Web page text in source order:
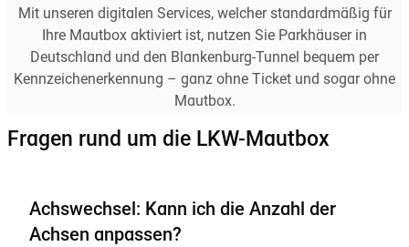
Mit unseren digitalen Services, welcher standardmäßig für
Ihre Mautbox aktiviert ist, nutzen Sie Parkhäuser in
Deutschland und den Blankenburg-Tunnel bequem per
Kennzeichenerkennung – ganz ohne Ticket und sogar ohne
Mautbox.
Fragen rund um die LKW-Mautbox
Achswechsel: Kann ich die Anzahl der
Achsen anpassen?